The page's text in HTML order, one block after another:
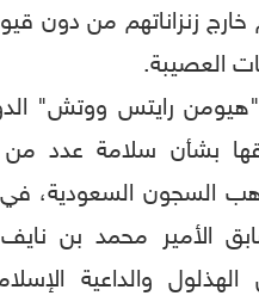
خارج زنزاناتهم من دون
العصيبة.
رايتس ووتش"
بشأن سلامة عدد من
السجون السعودية،
الأمير محمد بن
الهذلول والداعية